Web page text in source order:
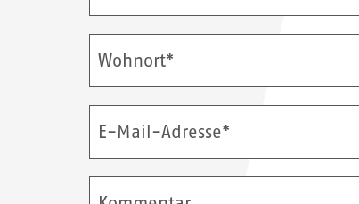
Wohnort*
E-Mail-Adresse*